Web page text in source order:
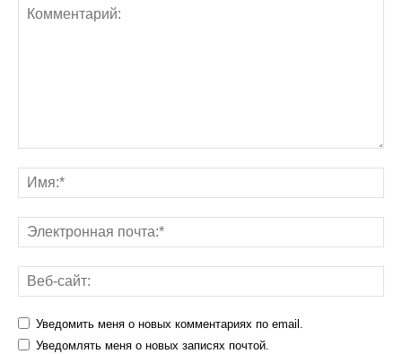
Уведомить меня о новых комментариях по email.
Уведомлять меня о новых записях почтой.